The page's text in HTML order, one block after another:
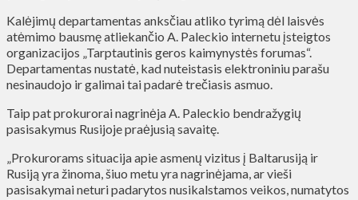
Kalėjimų departamentas anksčiau atliko tyrimą dėl laisvės
atėmimo bausmę atliekančio A. Paleckio internetu įsteigtos
organizacijos „Tarptautinis geros kaimynystės forumas“.
Departamentas nustatė, kad nuteistasis elektroniniu parašu
nesinaudojo ir galimai tai padarė trečiasis asmuo.
Taip pat prokurorai nagrinėja A. Paleckio bendražygių
pasisakymus Rusijoje praėjusią savaitę.
„Prokurorams situacija apie asmenų vizitus į Baltarusiją ir
Rusiją yra žinoma, šiuo metu yra nagrinėjama, ar vieši
pasisakymai neturi padarytos nusikalstamos veikos, numatytos